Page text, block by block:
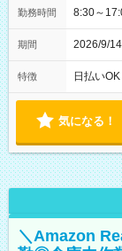
勤務時間
期間 2026/9/
特徴 日払いOK
気になる！
＼Amazon